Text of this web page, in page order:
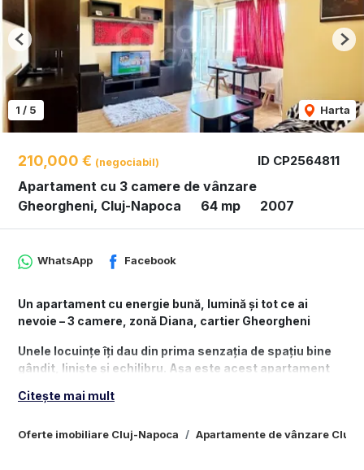
ID CP2564811
210,000 € (negociabil)
Apartament cu 3 camere de vânzare
Gheorgheni, Cluj-Napoca
64 mp 2007
1 / 5 Harta
Previous
Oferte imobiliare Cluj-Napoca Apartamente de vânzare Cluj-
WhatsApp Facebook
Un apartament cu energie bună, lumină și tot ce ai
nevoie – 3 camere, zonă Diana, cartier Gheorgheni
Unele locuințe îți dau din prima senzația de spațiu bine
gândit, liniște și echilibru. Așa este acest apartament
construit în 2007, în zona Diana – una dintre cele mai
Citește mai mult